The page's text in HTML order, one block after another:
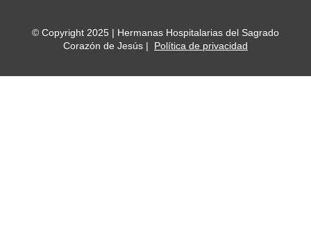
© Copyright 2025 | Hermanas Hospitalarias del Sagrado
Corazón de Jesús | Política de privacidad